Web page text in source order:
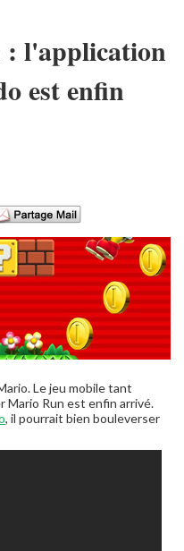
l'application
est enfin
Le jeu mobile tant
Mario Run est enfin arrivé.
, il pourrait bien bouleverser